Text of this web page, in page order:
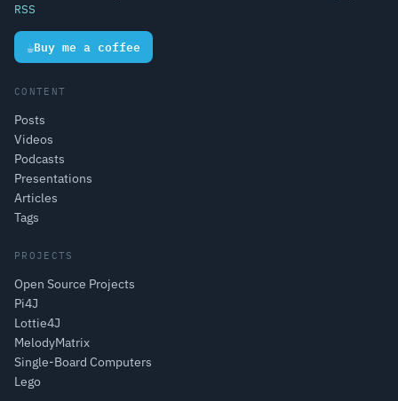
RSS
☕Buy me a coffee
CONTENT
Posts
Videos
Podcasts
Presentations
Articles
Tags
PROJECTS
Open Source Projects
Pi4J
Lottie4J
MelodyMatrix
Single-Board Computers
Lego